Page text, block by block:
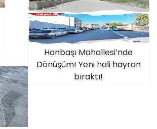
Hanbaşı Mahallesi’nde
Dönüşüm! Yeni hali hayran
bıraktı!